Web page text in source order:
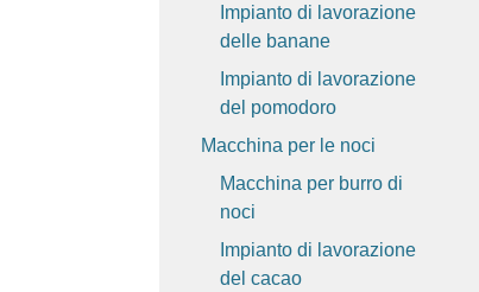
Impianto di lavorazione
delle banane
Impianto di lavorazione
del pomodoro
Macchina per le noci
Macchina per burro di
noci
Impianto di lavorazione
del cacao